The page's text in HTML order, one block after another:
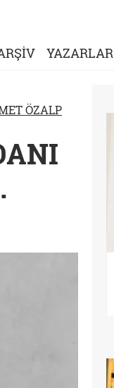
YAZARLAR
ÖZALP